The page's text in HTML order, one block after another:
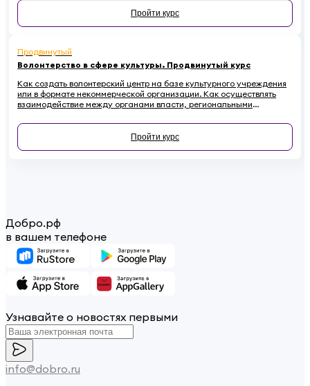
Пройти курс
Продвинутый
Волонтерство в сфере культуры. Продвинутый курс
Как создать волонтерский центр на базе культурного учреждения
или в формате некоммерческой организации. Как осуществлять
взаимодействие между органами власти, региональными
волонтерами. Почему необходимо привлекать волонтеров к
сохранению культурного наследия и как регулировать
взаимоотношения с ними в правовом поле - в этом курсе.
Пройти курс
Добро.рф
в вашем телефоне
Узнавайте о новостях первыми
info@dobro.ru